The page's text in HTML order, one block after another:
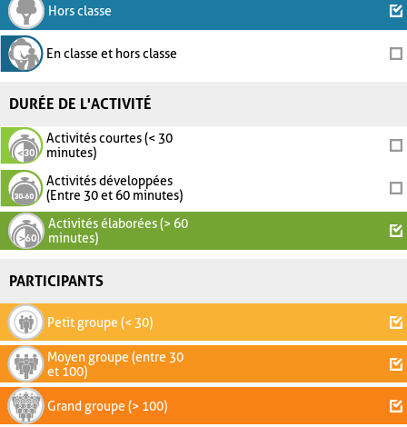
Hors classe
En classe et hors classe
DURÉE DE L'ACTIVITÉ
Activités courtes (< 30
minutes)
Activités développées
(Entre 30 et 60 minutes)
Activités élaborées (> 60
minutes)
PARTICIPANTS
Petit groupe (< 30)
Moyen groupe (entre 30
et 100)
Grand groupe (> 100)